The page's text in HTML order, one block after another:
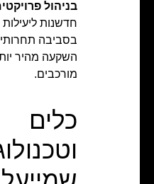
בניהול
חדשנות
בסביבה
השקעה מהיר
מורכבים.
כלים